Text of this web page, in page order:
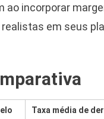
ao incorporar
em seus
Taxa média de